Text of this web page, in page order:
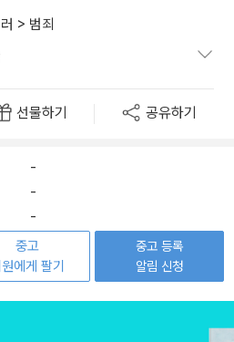
> 범죄
선물하기 공유하기
-
-
-
중고
에게 팔기
중고 등록
알림 신청